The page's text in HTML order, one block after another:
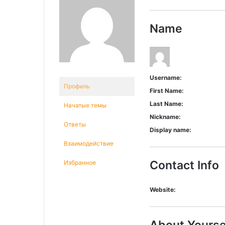
Профиль
Начатые темы
Ответы
Взаимодействие
Избранное
Name
Username:
First Name:
Last Name:
Nickname:
Display name:
Contact Info
Website: